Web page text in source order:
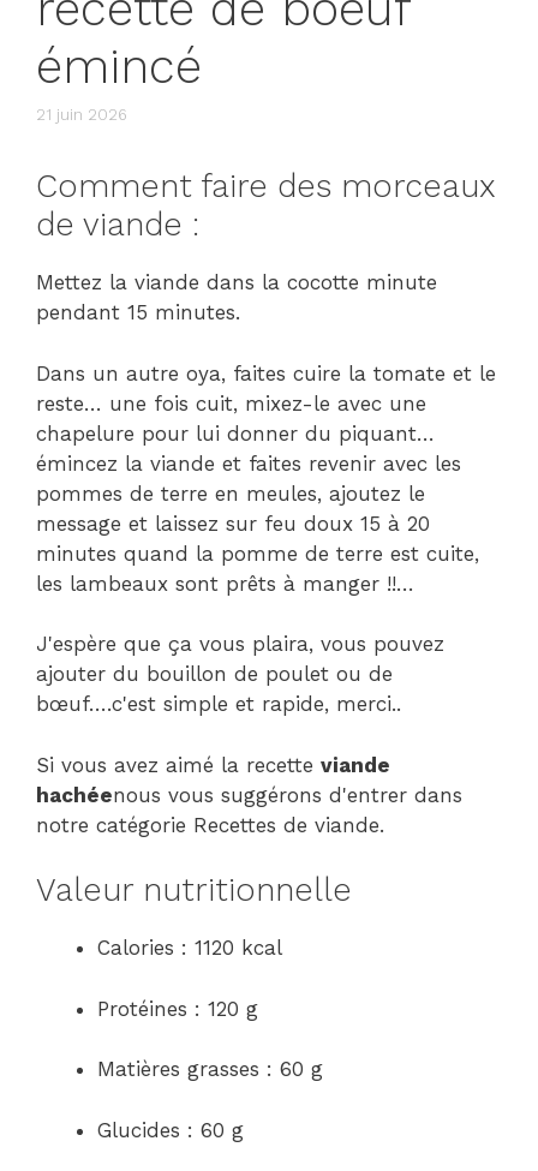
émincé
21 juin 2026
Comment faire des morceaux
de viande :
Mettez la viande dans la cocotte minute
pendant 15 minutes.
Dans un autre oya, faites cuire la tomate et le
reste… une fois cuit, mixez-le avec une
chapelure pour lui donner du piquant…
émincez la viande et faites revenir avec les
pommes de terre en meules, ajoutez le
message et laissez sur feu doux 15 à 20
minutes quand la pomme de terre est cuite,
les lambeaux sont prêts à manger !!…
J'espère que ça vous plaira, vous pouvez
ajouter du bouillon de poulet ou de
bœuf….c'est simple et rapide, merci..
Si vous avez aimé la recette viande
hachéenous vous suggérons d'entrer dans
notre catégorie Recettes de viande.
Valeur nutritionnelle
Calories : 1120 kcal
Protéines : 120 g
Matières grasses : 60 g
Glucides : 60 g